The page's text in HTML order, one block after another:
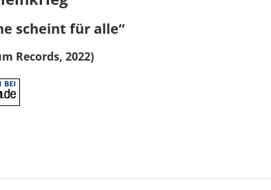
scheint für alle“
Records, 2022)